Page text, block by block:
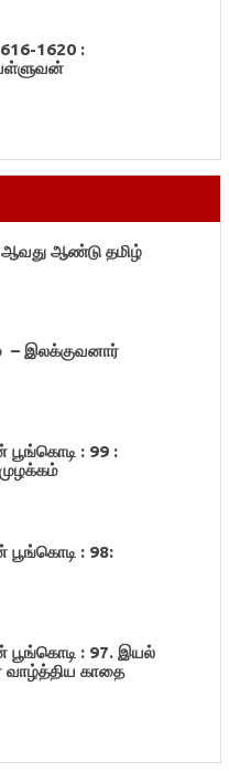
1620 :
ஆண்டு தமிழ்
இலக்குவனார்
பூங்கொடி : 99 :
பூங்கொடி : 98:
பூங்கொடி : 97. இயல்
வாழ்த்திய காதை